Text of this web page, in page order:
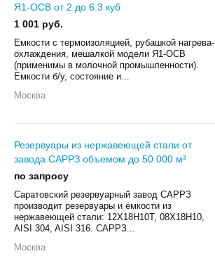
Я1-ОСВ от 2 до 6.3 куб
1 001 руб.
Емкости с термоизоляцией, рубашкой нагрева-
охлаждения, мешалкой модели Я1-ОСВ
(применимы в молочной промышленности).
Емкости б/у, состояние и...
Москва
Резервуары из нержавеющей стали от
завода САРРЗ объемом до 50 000 м³
по запросу
Саратовский резервуарный завод САРРЗ
производит резервуары и ёмкости из
нержавеющей стали: 12Х18Н10Т, 08Х18Н10,
AISI 304, AISI 316. САРРЗ...
Москва